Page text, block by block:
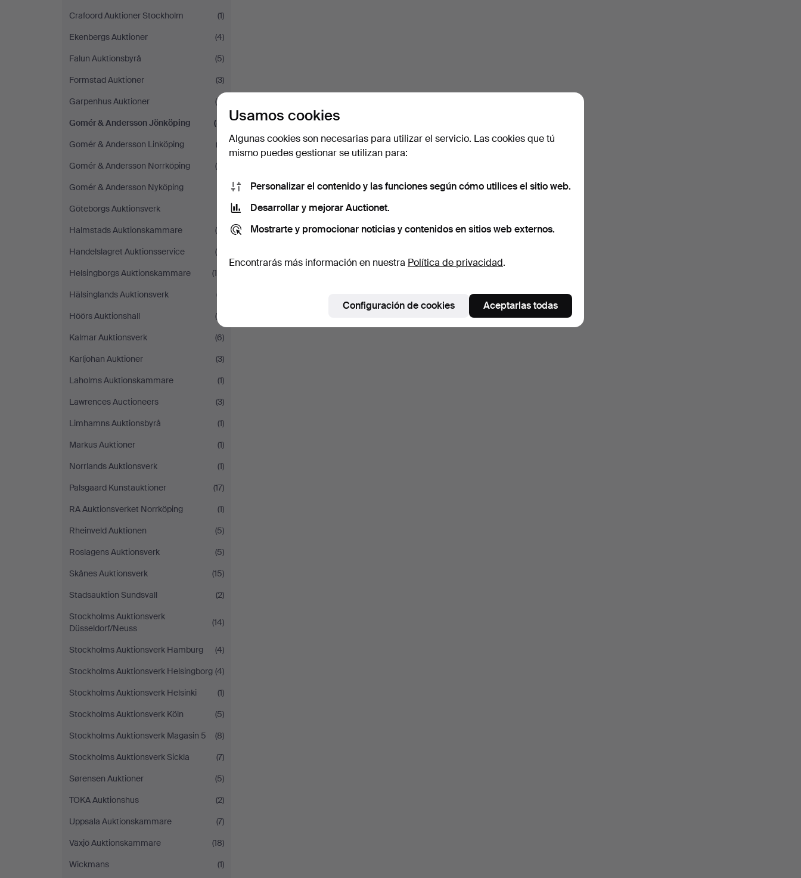
Crafoord Auktioner Stockholm
(1)
Ekenbergs Auktioner
(4)
Falun Auktionsbyrå
(5)
Formstad Auktioner
(3)
Garpenhus Auktioner
(5)
Gomér & Andersson Jönköping
(8)
Gomér & Andersson Linköping
(3)
Gomér & Andersson Norrköping
(4)
Gomér & Andersson Nyköping
Göteborgs Auktionsverk
Halmstads Auktionskammare
(9)
Handelslagret Auktionsservice
(5)
Helsingborgs Auktionskammare
(14)
Hälsinglands Auktionsverk
(7)
Höörs Auktionshall
(6)
Kalmar Auktionsverk
(6)
Karljohan Auktioner
(3)
Laholms Auktionskammare
(1)
Lawrences Auctioneers
(3)
Limhamns Auktionsbyrå
(1)
Markus Auktioner
(1)
Norrlands Auktionsverk
(1)
Palsgaard Kunstauktioner
(17)
RA Auktionsverket Norrköping
(1)
Rheinveld Auktionen
(5)
Roslagens Auktionsverk
(5)
Skånes Auktionsverk
(15)
Stadsauktion Sundsvall
(2)
Stockholms Auktionsverk
Düsseldorf/Neuss
(14)
Stockholms Auktionsverk Hamburg
(4)
Stockholms Auktionsverk Helsingborg (4)
Stockholms Auktionsverk Helsinki
(1)
Stockholms Auktionsverk Köln
(5)
Stockholms Auktionsverk Magasin 5
(8)
Stockholms Auktionsverk Sickla
(7)
Sørensen Auktioner
(5)
TOKA Auktionshus
(2)
Uppsala Auktionskammare
(7)
Växjö Auktionskammare
(18)
Wickmans
(1)
Usamos cookies
Algunas cookies son necesarias para utilizar el servicio. Las cookies que tú
mismo puedes gestionar se utilizan para:
Personalizar el contenido y las funciones según cómo utilices el sitio web.
Desarrollar y mejorar Auctionet.
Mostrarte y promocionar noticias y contenidos en sitios web externos.
Encontrarás más información en nuestra Política de privacidad.
Configuración de cookies Aceptarlas todas